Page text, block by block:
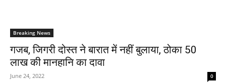
Breaking News
गजब, जिगरी दोस्त ने बारात में नहीं बुलाया, ठोका 50
लाख की मानहानि का दावा
June 24, 2022 0